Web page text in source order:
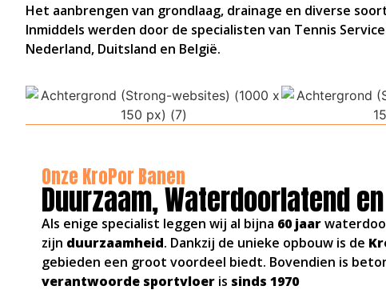
Het aanbrengen van grondlaag, drainage en diverse
Inmiddels werden door de specialisten van Tennis
Nederland, Duitsland en België.
Onze KroPor Banen
Duurzaam, Waterdoorlatend
Als enige specialist leggen wij al bijna 60 jaar
zijn duurzaamheid. Dankzij de unieke opbouw is de
gebieden een groot voordeel biedt. Bovendien is
verantwoorde sportvloer is sinds 1970